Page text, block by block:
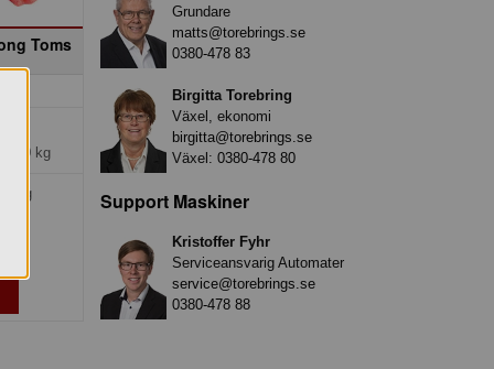
Toms
1*3,0 kg
kr/kg
Grundare
matts@torebrings.se
0380-478 83
Birgitta Torebring
Växel, ekonomi
birgitta@torebrings.se
Växel: 0380-478 80
Support Maskiner
Kristoffer Fyhr
Serviceansvarig Automater
service@torebrings.se
0380-478 88